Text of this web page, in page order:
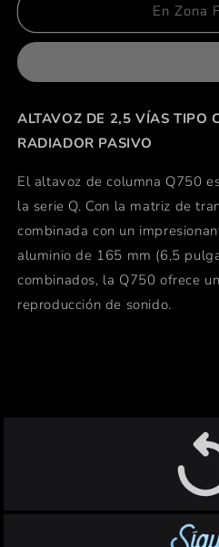
Q750
KEF
Q750
En Zona
ALTAVOZ DE 2,5 VÍAS TIPO
RADIADOR PASIVO
El altavoz de columna Q750
la serie Q. Con la matriz de
combinada con un
aluminio de 165 mm (6,5
combinados, la Q750 ofrece
reproducción de sonido.